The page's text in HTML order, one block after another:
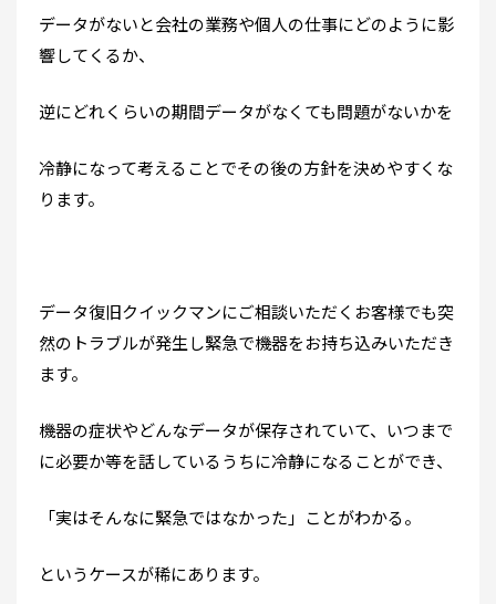
データがないと会社の業務や個人の仕事にどのように影
響してくるか、
逆にどれくらいの期間データがなくても問題がないかを
冷静になって考えることでその後の方針を決めやすくな
ります。
データ復旧クイックマンにご相談いただくお客様でも突
然のトラブルが発生し緊急で機器をお持ち込みいただき
ます。
機器の症状やどんなデータが保存されていて、いつまで
に必要か等を話しているうちに冷静になることができ、
「実はそんなに緊急ではなかった」ことがわかる。
というケースが稀にあります。